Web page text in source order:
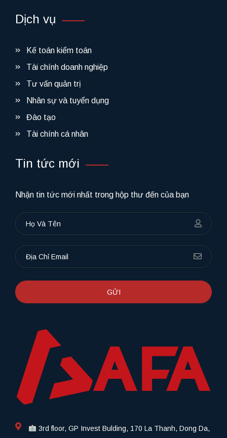
Dịch vụ
Kế toán kiểm toán
Tài chính doanh nghiệp
Tư vấn quản trị
Nhân sự và tuyển dụng
Đào tạo
Tài chính cá nhân
Tin tức mới
Nhận tin tức mới nhất trong hộp thư đến của bạn
GỬI
3rd floor, GP Invest Bulding, 170 La Thanh, Dong Da,